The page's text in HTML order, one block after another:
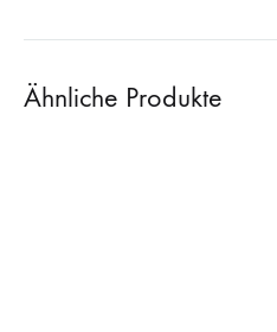
Ähnliche Produkte